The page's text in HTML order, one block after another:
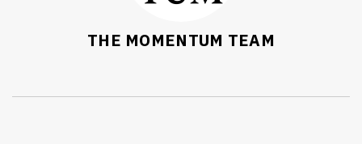
THE MOMENTUM TEAM